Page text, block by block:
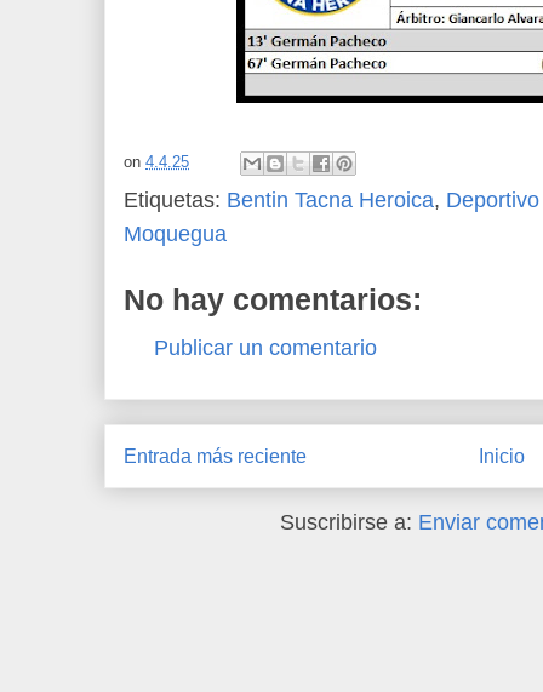
on 4.4.25
Etiquetas: Bentin Tacna Heroica,
Moquegua
No hay comentarios:
Publicar un comentario
Entrada más reciente Inicio
Suscribirse a: Enviar